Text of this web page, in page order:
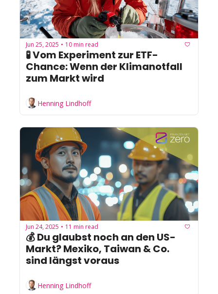
Jun 25, 2025 • 10 min read
🧪 Vom Experiment zur ETF-
Chance: Wenn der Klimanotfall
zum Markt wird
Henning Lindhoff
Jun 24, 2025 • 11 min read
💰 Du glaubst noch an den US-
Markt? Mexiko, Taiwan & Co.
sind längst voraus
Henning Lindhoff